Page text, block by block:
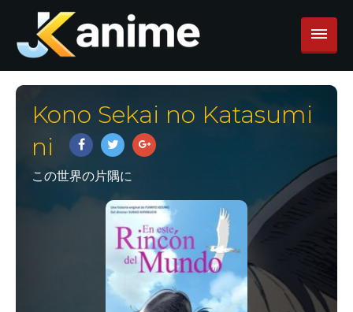
Kono Sekai no Katasumi
ni
この世界の片隅に